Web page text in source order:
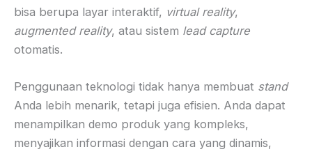
bisa berupa layar interaktif, virtual reality,
augmented reality, atau sistem lead capture
otomatis.
Penggunaan teknologi tidak hanya membuat stand
Anda lebih menarik, tetapi juga efisien. Anda dapat
menampilkan demo produk yang kompleks,
menyajikan informasi dengan cara yang dinamis,